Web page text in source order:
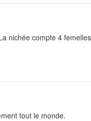
nichée compte 4
tout le monde.